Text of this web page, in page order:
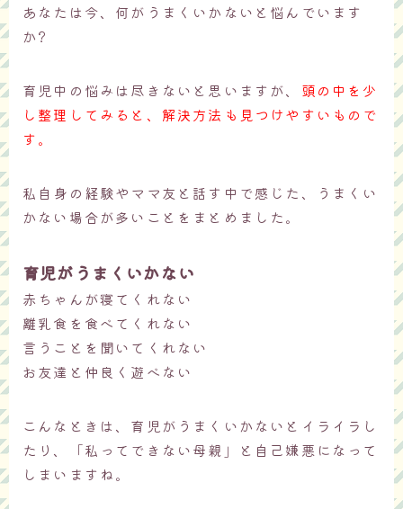
あなたは今、何がうまくいかないと悩んでいます
か?
育児中の悩みは尽きないと思いますが、 頭の中を少
し整理してみると、解決方法も見つけやすいもので
す。
私自身の経験やママ友と話す中で感じた、うまくい
かない場合が多いことをまとめました。
育児がうまくいかない
赤ちゃんが寝てくれない
離乳食を食べてくれない
言うことを聞いてくれない
お友達と仲良く遊べない
こんなときは、育児がうまくいかないとイライラし
たり、「私ってできない母親」と自己嫌悪になって
しまいますね。